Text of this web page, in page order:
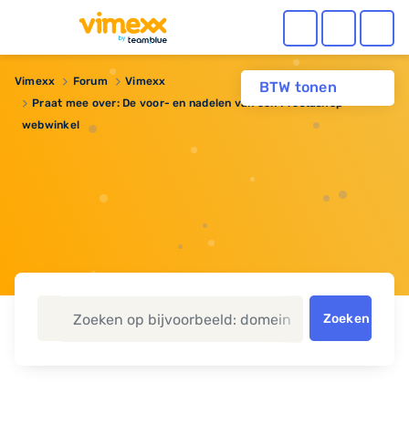
BTW tonen
Vimexx Forum
Vimexx
Praat mee over: De voor- en nadelen van een Prestashop
webwinkel
Zoeken